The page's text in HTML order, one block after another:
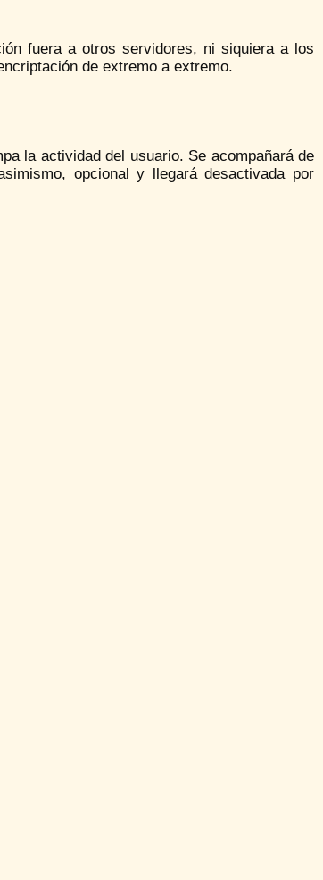
fuera a otros servidores, ni siquiera a los
de extremo a extremo.
la actividad del usuario. Se acompañará de
opcional y llegará desactivada por